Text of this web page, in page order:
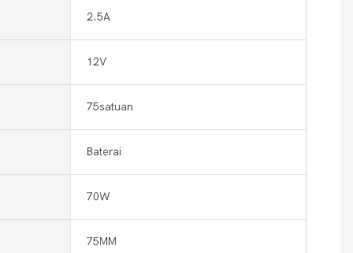
2.5A
12V
75satuan
Baterai
70W
75MM